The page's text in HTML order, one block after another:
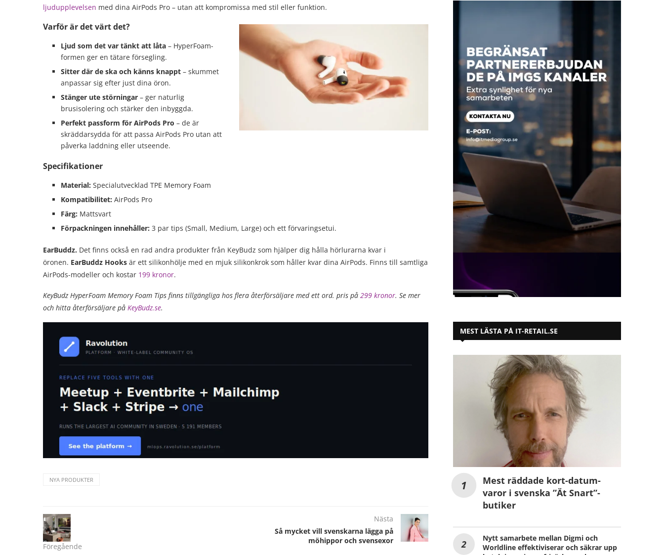
ljudupplevelsen med dina AirPods Pro – utan att kompromissa med stil eller funktion.
Varför är det värt det?
Ljud som det var tänkt att låta – HyperFoam-
formen ger en tätare försegling.
Sitter där de ska och känns knappt – skummet
anpassar sig efter just dina öron.
Stänger ute störningar – ger naturlig
brusisolering och stärker den inbyggda.
Perfekt passform för AirPods Pro – de är
skräddarsydda för att passa AirPods Pro utan att
påverka laddning eller utseende.
Specifikationer
Material: Specialutvecklad TPE Memory Foam
Kompatibilitet: AirPods Pro
Färg: Mattsvart
Förpackningen innehåller: 3 par tips (Small, Medium, Large) och ett förvaringsetui.
EarBuddz. Det finns också en rad andra produkter från KeyBudz som hjälper dig hålla hörlurarna kvar i
öronen. EarBuddz Hooks är ett silikonhölje med en mjuk silikonkrok som håller kvar dina AirPods. Finns till samtliga
AirPods-modeller och kostar 199 kronor.
KeyBudz HyperFoam Memory Foam Tips finns tillgängliga hos flera återförsäljare med ett ord. pris på 299 kronor. Se mer
och hitta återförsäljare på KeyBudz.se.
NYA PRODUKTER
Föregående
Nästa
Så mycket vill svenskarna lägga på
möhippor och svensexor
MEST LÄSTA PÅ IT-RETAIL.SE
Mest räddade kort-datum-
varor i svenska ”Ät Snart”-
butiker
Nytt samarbete mellan Digmi och
Worldline effektiviserar och säkrar upp